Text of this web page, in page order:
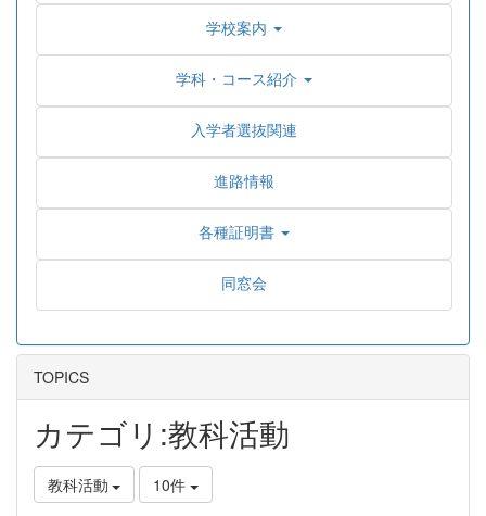
学校案内
学科・コース紹介
入学者選抜関連
進路情報
各種証明書
同窓会
TOPICS
カテゴリ:教科活動
教科活動 10件